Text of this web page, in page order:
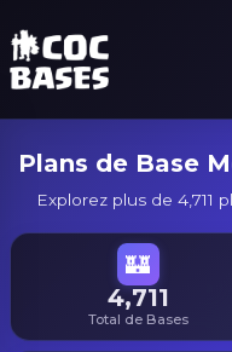
Plans de Base
Explorez plus de 4,711
🏰
4,711
Total de Bases